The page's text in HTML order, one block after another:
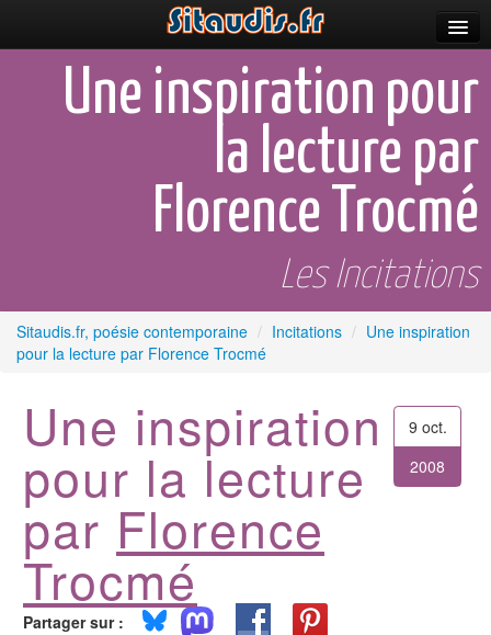
Parutions
Incitations
Prescriptions
Une inspiration pour
la lecture par
Florence Trocmé
Les Incitations
Sitaudis.fr, poésie contemporaine / Incitations / Une inspiration
pour la lecture par Florence Trocmé
9 oct.
2008
Une inspiration
pour la lecture
par Florence
Trocmé
Partager sur :